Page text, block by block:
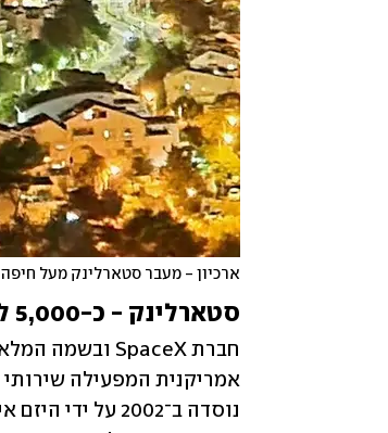
ארכיון - מעבר סטארלינק מעל חיפה
סטארלינק - כ-5,000 לוויינים פעילים